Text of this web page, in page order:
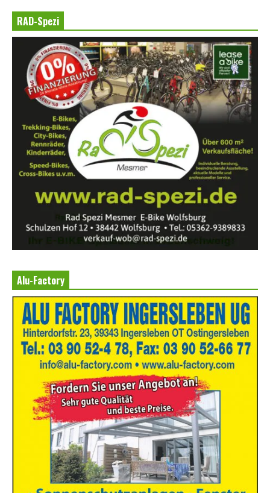
RAD-Spezi
Alu-Factory